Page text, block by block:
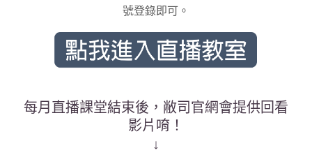
號登錄即可。
每月直播課堂結束後，敝司官網會提供回看
影片唷！
↓